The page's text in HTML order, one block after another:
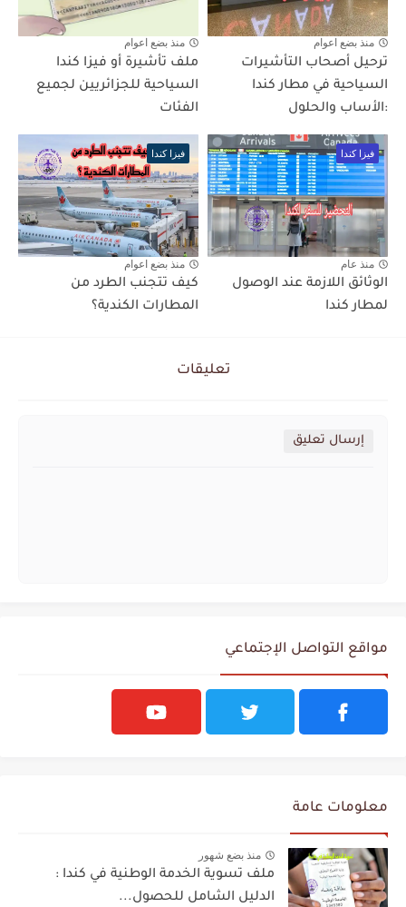
منذ بضع اعوام
ترحيل أصحاب التأشيرات
السياحية في مطار كندا
:الأساب والحلول
منذ بضع اعوام
ملف تأشيرة أو فيزا كندا
السياحية للجزائريين لجميع
الفئات
فيزا كندا
منذ عام
الوثائق اللازمة عند الوصول
لمطار كندا
فيزا كندا
منذ بضع اعوام
كيف تتجنب الطرد من
المطارات الكندية؟
تعليقات
إرسال تعليق
مواقع التواصل الإجتماعي
معلومات عامة
منذ بضع شهور
ملف تسوية الخدمة الوطنية في كندا :
الدليل الشامل للحصول...